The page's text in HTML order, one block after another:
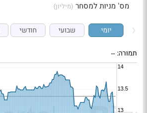
מס' מניות למסחר (מיליון)
יומי שבועי חודשי
תמורה: --